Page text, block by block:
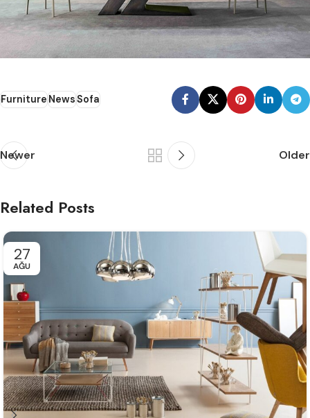
FurnitureNewsSofa
Newer Older
Related Posts
27
AĞU